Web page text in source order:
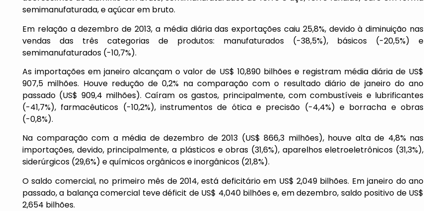
semimanufaturada, e açúcar em bruto.
Em relação a dezembro de 2013, a média diária das exportações caiu 25,8%, devido à diminuição nas
vendas das três categorias de produtos: manufaturados (-38,5%), básicos (-20,5%) e
semimanufaturados (-10,7%).
As importações em janeiro alcançam o valor de US$ 10,890 bilhões e registram média diária de US$
907,5 milhões. Houve redução de 0,2% na comparação com o resultado diário de janeiro do ano
passado (US$ 909,4 milhões). Caíram os gastos, principalmente, com combustíveis e lubrificantes
(-41,7%), farmacêuticos (-10,2%), instrumentos de ótica e precisão (-4,4%) e borracha e obras
(-0,8%).
Na comparação com a média de dezembro de 2013 (US$ 866,3 milhões), houve alta de 4,8% nas
importações, devido, principalmente, a plásticos e obras (31,6%), aparelhos eletroeletrônicos (31,3%),
siderúrgicos (29,6%) e químicos orgânicos e inorgânicos (21,8%).
O saldo comercial, no primeiro mês de 2014, está deficitário em US$ 2,049 bilhões. Em janeiro do ano
passado, a balança comercial teve déficit de US$ 4,040 bilhões e, em dezembro, saldo positivo de US$
2,654 bilhões.